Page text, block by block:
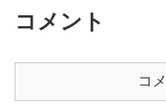
コメント
コ